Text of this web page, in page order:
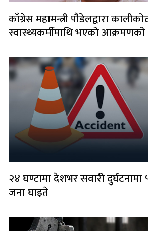
काँग्रेस महामन्त्री पौडेलद्वारा
स्वास्थ्यकर्मीमाथि भएको आक्रमणको
२४ घण्टामा देशभर सवारी
जना घाइते